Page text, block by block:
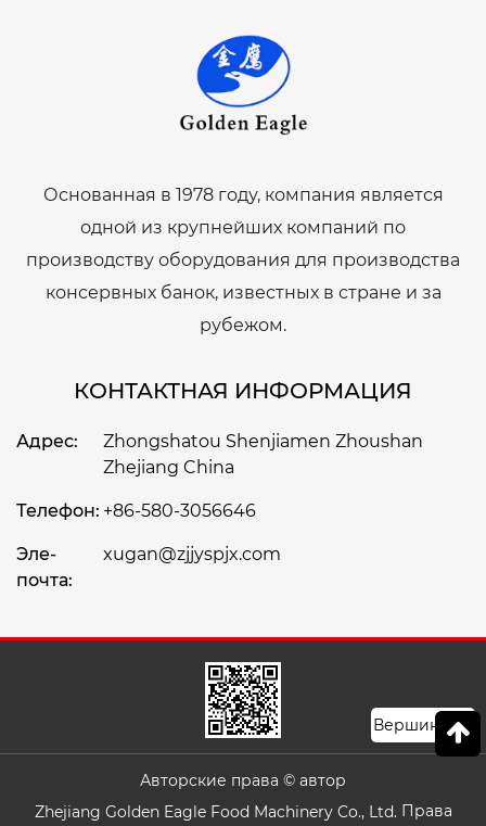
Основанная в 1978 году, компания является
одной из крупнейших компаний по
производству оборудования для производства
консервных банок, известных в стране и за
рубежом.
КОНТАКТНАЯ ИНФОРМАЦИЯ
Адрес:
Zhongshatou Shenjiamen Zhoushan
Zhejiang China
Телефон: +86-580-3056646
Эле-
почта:
xugan@zjjyspjx.com
Вершина
Авторские права © автор
Zhejiang Golden Eagle Food Machinery Co., Ltd. Права